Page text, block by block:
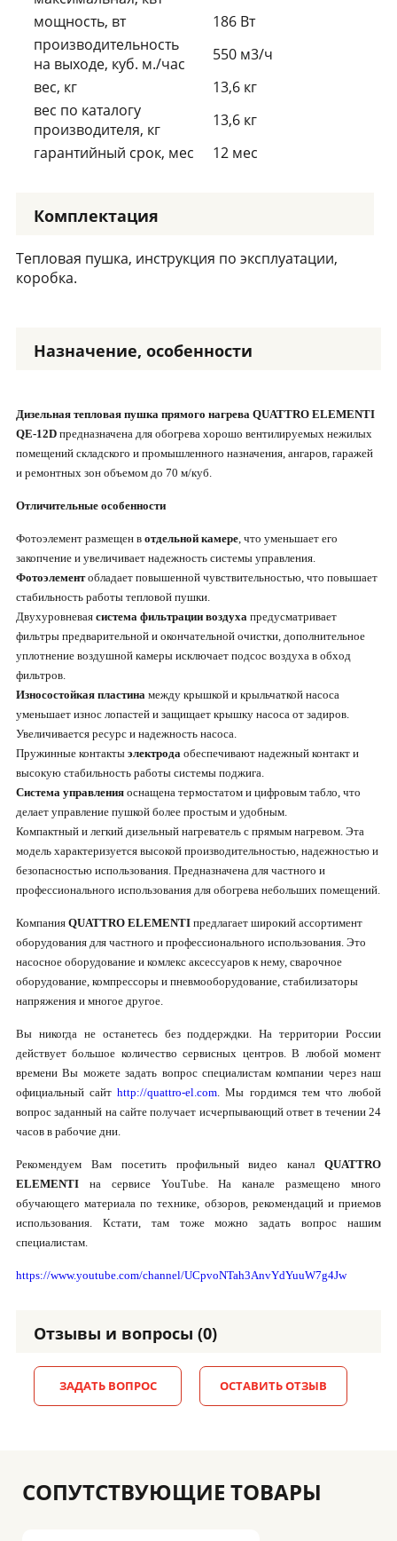
мощность, вт
186 Вт
производительность
на выходе, куб. м./час
550 м3/ч
вес, кг
13,6 кг
вес по каталогу
производителя, кг
13,6 кг
гарантийный срок, мес
12 мес
Комплектация
Тепловая пушка, инструкция по эксплуатации,
коробка.
Назначение, особенности
Дизельная тепловая пушка прямого нагрева QUATTRO ELEMENTI
QE-12D предназначена для обогрева хорошо вентилируемых нежилых
помещений складского и промышленного назначения, ангаров, гаражей
и ремонтных зон объемом до 70 м/куб.
Отличительные особенности
Фотоэлемент размещен в отдельной камере, что уменьшает его
закопчение и увеличивает надежность системы управления.
Фотоэлементобладает повышенной чувствительностью, что повышает
стабильность работы тепловой пушки.
Двухуровневая система фильтрации воздуха предусматривает
фильтры предварительной и окончательной очистки, дополнительное
уплотнение воздушной камеры исключает подсос воздуха в обход
фильтров.
Износостойкая пластина между крышкой и крыльчаткой насоса
уменьшает износ лопастей и защищает крышку насоса от задиров.
Увеличивается ресурс и надежность насоса.
Пружинные контакты электрода обеспечивают надежный контакт и
высокую стабильность работы системы поджига.
Система управления оснащена термостатом и цифровым табло, что
делает управление пушкой более простым и удобным.
Компактный и легкий дизельный нагреватель с прямым нагревом. Эта
модель характеризуется высокой производительностью, надежностью и
безопасностью использования. Предназначена для частного и
профессионального использования для обогрева небольших помещений.
Компания QUATTRO ELEMENTI предлагает широкий ассортимент
оборудования для частного и профессионального использования. Это
насосное оборудование и комлекс аксессуаров к нему, сварочное
оборудование, компрессоры и пневмооборудование, стабилизаторы
напряжения и многое другое.
Вы никогда не останетесь без поддерждки. На территории России
действует большое количество сервисных центров. В любой момент
времени Вы можете задать вопрос специалистам компании через наш
официальный сайтhttp://quattro-el.com. Мы гордимся тем что любой
вопрос заданный на сайте получает исчерпывающий ответ в течении 24
часов в рабочие дни.
Рекомендуем Вам посетить профильный видео канал QUATTRO
ELEMENTI на сервисе YouTube. На канале размещено много
обучающего материала по технике, обзоров, рекомендаций и приемов
использования. Кстати, там тоже можно задать вопрос нашим
специалистам.
https://www.youtube.com/channel/UCpvoNTah3AnvYdYuuW7g4Jw
Отзывы и вопросы (0)
ЗАДАТЬ ВОПРОС ОСТАВИТЬ ОТЗЫВ
СОПУТСТВУЮЩИЕ ТОВАРЫ